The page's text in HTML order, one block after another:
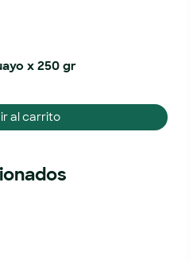
x 250 gr
al carrito